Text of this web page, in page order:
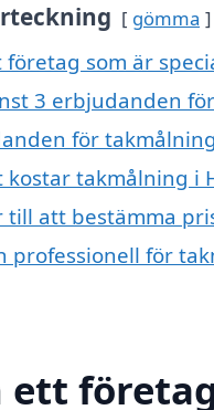
gömma
företag som är
3 erbjudanden
för
kostar takmålning i
till att bestämma
professionell för
ett